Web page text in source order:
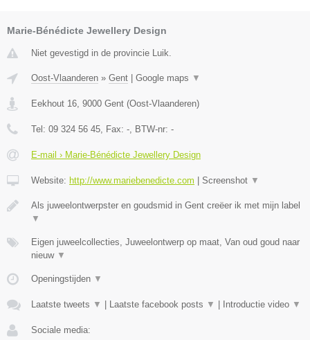
Marie-Bénédicte Jewellery Design
Niet gevestigd in de provincie Luik.
Oost-Vlaanderen » Gent Google maps ▼
Eekhout 16, 9000 Gent (Oost-Vlaanderen)
Tel: 09 324 56 45, Fax: -, BTW-nr: -
E-mail › Marie-Bénédicte Jewellery Design
Website: http://www.mariebenedicte.com Screenshot ▼
Als juweelontwerpster en goudsmid in Gent creëer ik met mijn label
▼
Eigen juweelcollecties, Juweelontwerp op maat, Van oud goud naar
nieuw ▼
Openingstijden ▼
Laatste tweets ▼ Laatste facebook posts ▼ Introductie video ▼
Sociale media: